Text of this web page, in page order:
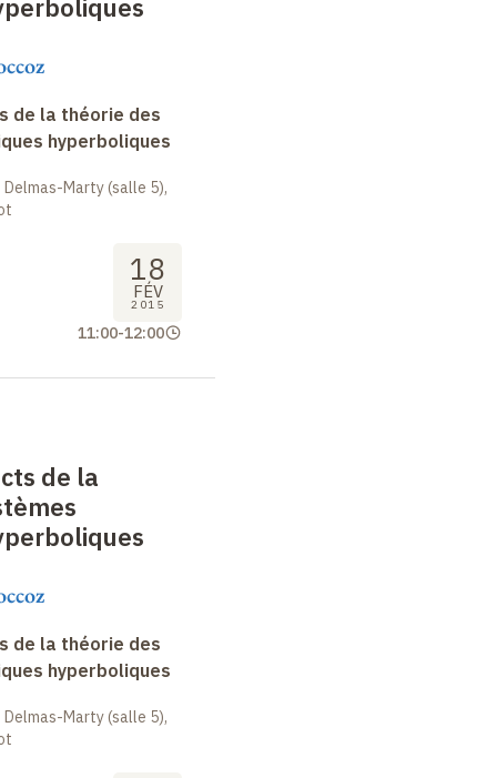
de la théorie des
hyperboliques
Marty (salle 5),
18
FÉV
2015
11:00-12:00
de la
de la théorie des
hyperboliques
Marty (salle 5),